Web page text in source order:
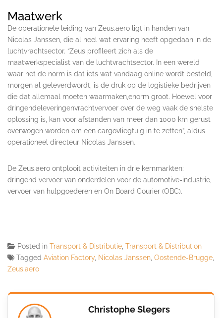
Maatwerk
De operationele leiding van Zeus.aero ligt in handen van
Nicolas Janssen, die al heel wat ervaring heeft opgedaan in de
luchtvrachtsector. “Zeus profileert zich als de
maatwerkspecialist van de luchtvrachtsector. In een wereld
waar het de norm is dat iets wat vandaag online wordt besteld,
morgen al geleverdwordt, is de druk op de logistieke bedrijven
die dat allemaal moeten waarmaken,enorm groot. Hoewel voor
dringendeleveringenvrachtvervoer over de weg vaak de snelste
oplossing is, kan voor afstanden van meer dan 1000 km gerust
overwogen worden om een cargovliegtuig in te zetten”, aldus
operationeel directeur Nicolas Janssen.
De Zeus.aero ontplooit activiteiten in drie kernmarkten:
dringend vervoer van onderdelen voor de automotive-industrie,
vervoer van hulpgoederen en On Board Courier (OBC).
Posted in Transport & Distributie Transport & Distribution
Tagged Aviation Factory, Nicolas Janssen Oostende-Brugge
Zeus.aero
Christophe Slegers